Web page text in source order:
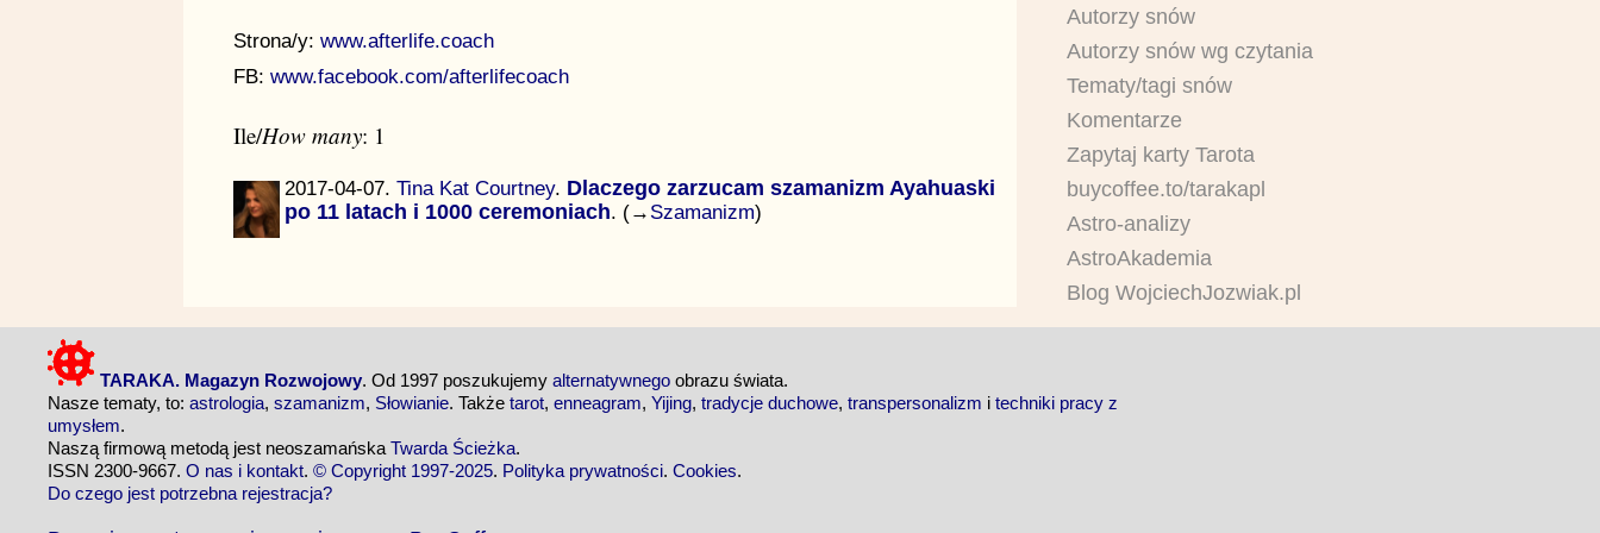
Strona/y: www.afterlife.coach
FB: www.facebook.com/afterlifecoach
Ile/How many: 1
2017-04-07.Tina Kat Courtney. Dlaczego zarzucam szamanizm Ayahuaski
po 11 latach i 1000 ceremoniach. (→ Szamanizm)
Autorzy snów
Autorzy snów wg czytania
Tematy/tagi snów
Komentarze
Zapytaj karty Tarota
buycoffee.to/tarakapl
Astro-analizy
AstroAkademia
Blog WojciechJozwiak.pl
TARAKA. Magazyn Rozwojowy. Od 1997 poszukujemy alternatywnego obrazu świata.
Nasze tematy, to: astrologia, szamanizm, Słowianie. Także tarot, enneagram, Yijing, tradycje duchowe, transpersonalizm i techniki pracy z
umysłem.
Naszą firmową metodą jest neoszamańska Twarda Ścieżka.
ISSN 2300-9667. O nas i kontakt. © Copyright 1997-2025. Polityka prywatności. Cookies.
Do czego jest potrzebna rejestracja?